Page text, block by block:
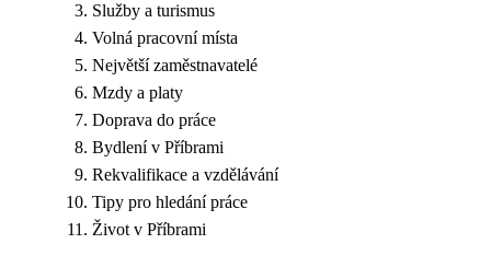
Služby a turismus
Volná pracovní místa
Největší zaměstnavatelé
Mzdy a platy
Doprava do práce
Bydlení v Příbrami
Rekvalifikace a vzdělávání
Tipy pro hledání práce
Život v Příbrami